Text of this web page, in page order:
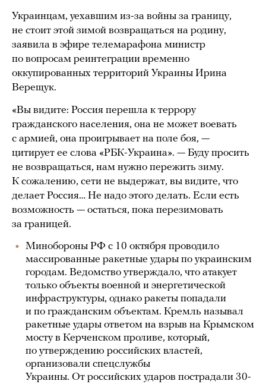
Украинцам, уехавшим из-за войны за границу,
не стоит этой зимой возвращаться на родину,
заявила в эфире телемарафона министр
по вопросам реинтеграции временно
оккупированных территорий Украины Ирина
Верещук.
«Вы видите: Россия перешла к террору
гражданского населения, она не может воевать
с армией, она проигрывает на поле боя, —
цитирует ее слова «РБК-Украина». — Буду просить
не возвращаться, нам нужно пережить зиму.
К сожалению, сети не выдержат, вы видите, что
делает Россия… Не надо этого делать. Если есть
возможность — остаться, пока перезимовать
за границей.
Минобороны РФ с 10 октября проводило
массированные ракетные удары по украинским
городам. Ведомство утверждало, что атакует
только объекты военной и энергетической
инфраструктуры, однако ракеты попадали
и по гражданским объектам. Кремль называл
ракетные удары ответом на взрыв на Крымском
мосту в Керченском проливе, который,
по утверждению российских властей,
организовали спецслужбы
Украины. От российских ударов пострадали 30-